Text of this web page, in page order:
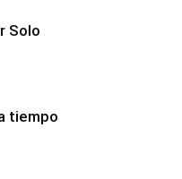
Solo
tiempo